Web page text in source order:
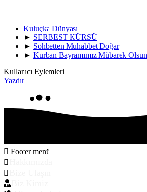
Kuluçka Dünyası
► SERBEST KÜRSÜ
► Sohbetten Muhabbet Doğar
► Kurban Bayramımız Mübarek Olsun
Kullanıcı Eylemleri
Yazdır
Footer menü